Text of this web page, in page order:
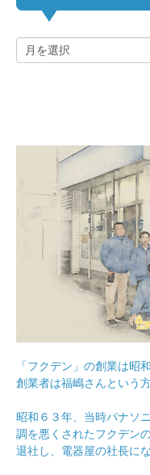
「フクデン」の創業は昭
創業者は福嶋さんという方
昭和６３年、当時パナソ
調を悪くされたフクデン
退社し、電器屋の社長に